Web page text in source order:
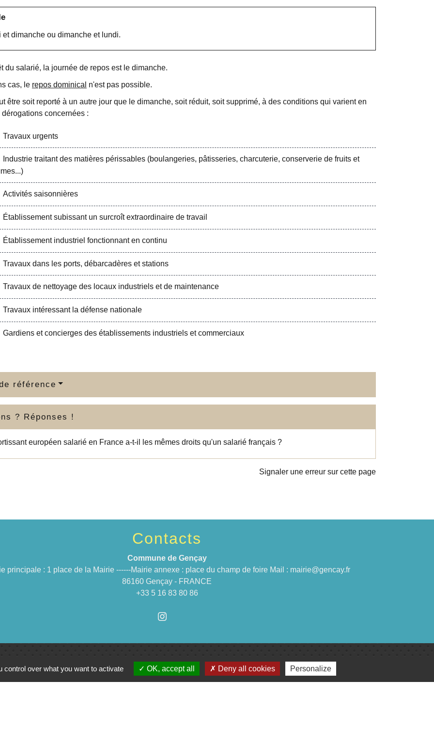
et dimanche ou dimanche et lundi.
du salarié, la journée de repos est le dimanche.
cas, le repos dominical n'est pas possible.
être soit reporté à un autre jour que le dimanche, soit réduit, soit supprimé, à des conditions qui varient en
concernées :
Travaux urgents
Industrie traitant des matières périssables (boulangeries, pâtisseries, charcuterie, conserverie de fruits et
Activités saisonnières
Établissement subissant un surcroît extraordinaire de travail
Établissement industriel fonctionnant en continu
Travaux dans les ports, débarcadères et stations
Travaux de nettoyage des locaux industriels et de maintenance
Travaux intéressant la défense nationale
Gardiens et concierges des établissements industriels et commerciaux
référence
? Réponses !
européen salarié en France a-t-il les mêmes droits qu'un salarié français ?
Signaler une erreur sur cette page
Contacts
Commune de Gençay
principale : 1 place de la Mairie ------Mairie annexe : place du champ de foire Mail : mairie@gencay.fr
86160 Gençay - FRANCE
+33 5 16 83 80 86
Jumelages
over what you want to activate OK, accept all Deny all cookies Personalize